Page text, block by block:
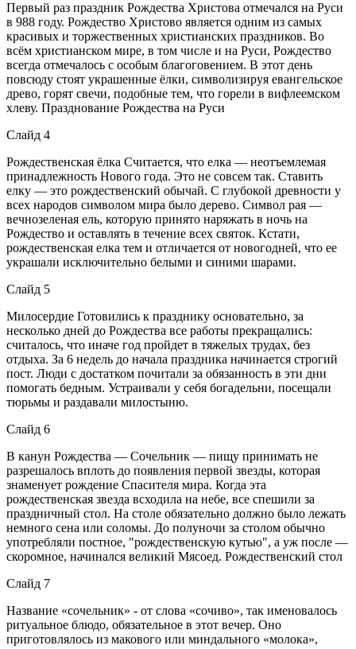
Первый раз праздник Рождества Христова отмечался на Руси
в 988 году. Рождество Христово является одним из самых
красивых и торжественных христианских праздников. Во
всём христианском мире, в том числе и на Руси, Рождество
всегда отмечалось с особым благоговением. В этот день
повсюду стоят украшенные ёлки, символизируя евангельское
древо, горят свечи, подобные тем, что горели в вифлеемском
хлеву. Празднование Рождества на Руси
Слайд 4
Рождественская ёлка Считается, что елка — неотъемлемая
принадлежность Нового года. Это не совсем так. Ставить
елку — это рождественский обычай. С глубокой древности у
всех народов символом мира было дерево. Символ рая —
вечнозеленая ель, которую принято наряжать в ночь на
Рождество и оставлять в течение всех святок. Кстати,
рождественская елка тем и отличается от новогодней, что ее
украшали исключительно белыми и синими шарами.
Слайд 5
Милосердие Готовились к празднику основательно, за
несколько дней до Рождества все работы прекращались:
считалось, что иначе год пройдет в тяжелых трудах, без
отдыха. За 6 недель до начала праздника начинается строгий
пост. Люди с достатком почитали за обязанность в эти дни
помогать бедным. Устраивали у себя богадельни, посещали
тюрьмы и раздавали милостыню.
Слайд 6
В канун Рождества — Сочельник — пищу принимать не
разрешалось вплоть до появления первой звезды, которая
знаменует рождение Спасителя мира. Когда эта
рождественская звезда всходила на небе, все спешили за
праздничный стол. На столе обязательно должно было лежать
немного сена или соломы. До полуночи за столом обычно
употребляли постное, "рождественскую кутью", а уж после —
скоромное, начинался великий Мясоед. Рождественский стол
Слайд 7
Название «сочельник» - от слова «сочиво», так именовалось
ритуальное блюдо, обязательное в этот вечер. Оно
приготовлялось из макового или миндального «молока»,